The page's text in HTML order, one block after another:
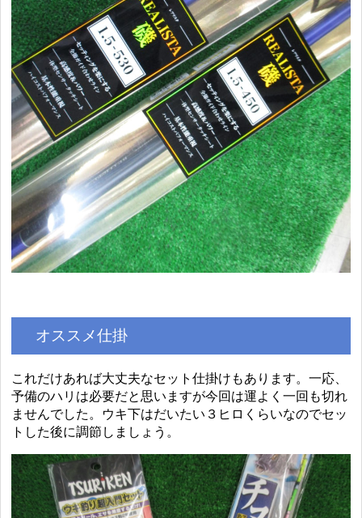
オススメ仕掛
これだけあれば大丈夫なセット仕掛けもあります。一応、
予備のハリは必要だと思いますが今回は運よく一回も切れ
ませんでした。ウキ下はだいたい３ヒロくらいなのでセッ
トした後に調節しましょう。